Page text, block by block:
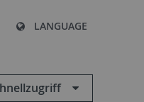
LANGUAGE